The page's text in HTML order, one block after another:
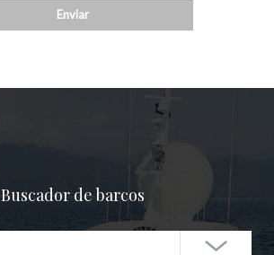
Buscador de barcos